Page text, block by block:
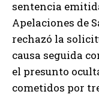
sentencia
Apelaciones de
rechazó la
causa seguida
el presunto
cometidos por